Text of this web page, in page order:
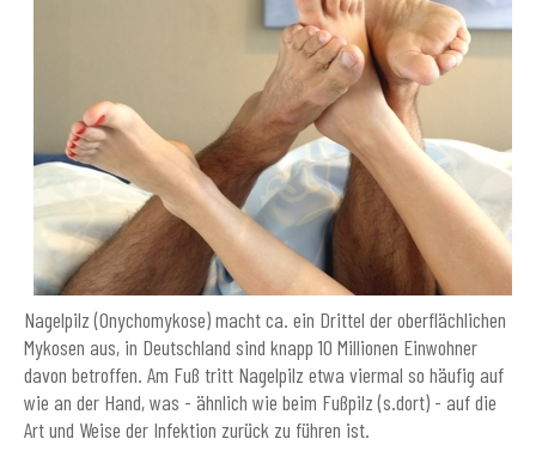
Nagelpilz (Onychomykose) macht ca. ein Drittel der oberflächlichen
Mykosen aus, in Deutschland sind knapp 10 Millionen Einwohner
davon betroffen. Am Fuß tritt Nagelpilz etwa viermal so häufig auf
wie an der Hand, was - ähnlich wie beim Fußpilz (s.dort) - auf die
Art und Weise der Infektion zurück zu führen ist.